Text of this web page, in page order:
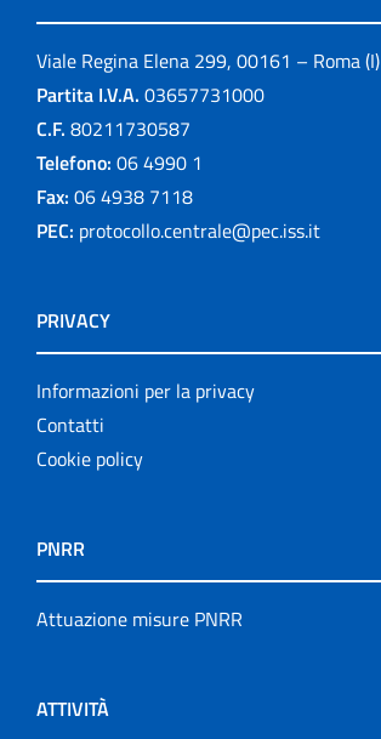
Viale Regina Elena 299, 00161 – Roma (I)
Partita I.V.A. 03657731000
C.F. 80211730587
Telefono: 06 4990 1
Fax: 06 4938 7118
PEC: protocollo.centrale@pec.iss.it
PRIVACY
Informazioni per la privacy
Contatti
Cookie policy
PNRR
Attuazione misure PNRR
ATTIVITÀ